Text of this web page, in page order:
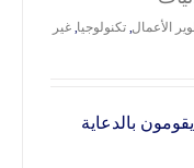
الأعمال, تكنولوجيا, غير
بالدعاية